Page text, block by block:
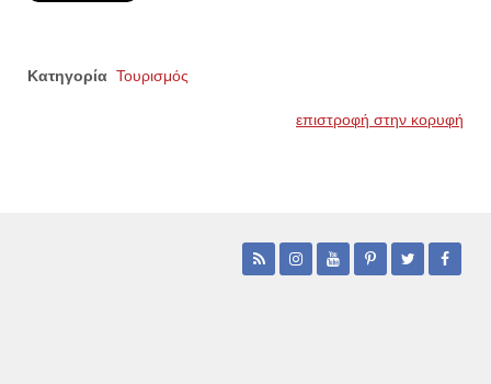
Κατηγορία Τουρισμός
επιστροφή στην κορυφή